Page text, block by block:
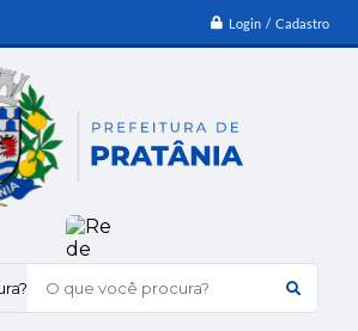
Login / Cadastro